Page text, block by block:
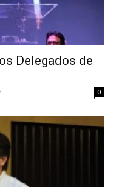
Delegados de
0